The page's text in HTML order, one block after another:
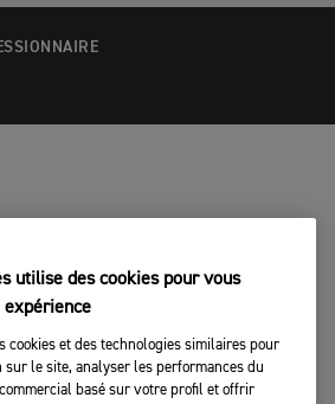
utilise des cookies pour vous
cookies et des technologies similaires pour
le site, analyser les performances du
basé sur votre profil et offrir